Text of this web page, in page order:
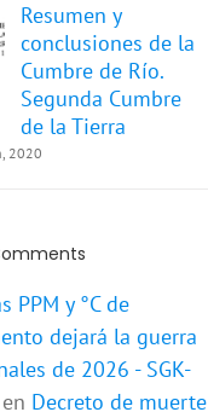
Resumen y
conclusiones de la
Cumbre de Río.
Segunda Cumbre
de la Tierra
2020
PPM y °C de
dejará la guerra
de 2026 - SGK-
en Decreto de muerte